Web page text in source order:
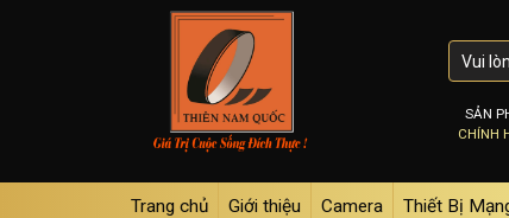
SẢN
CHÍNH
Trang chủ Giới thiệu Camera Thiết Bị